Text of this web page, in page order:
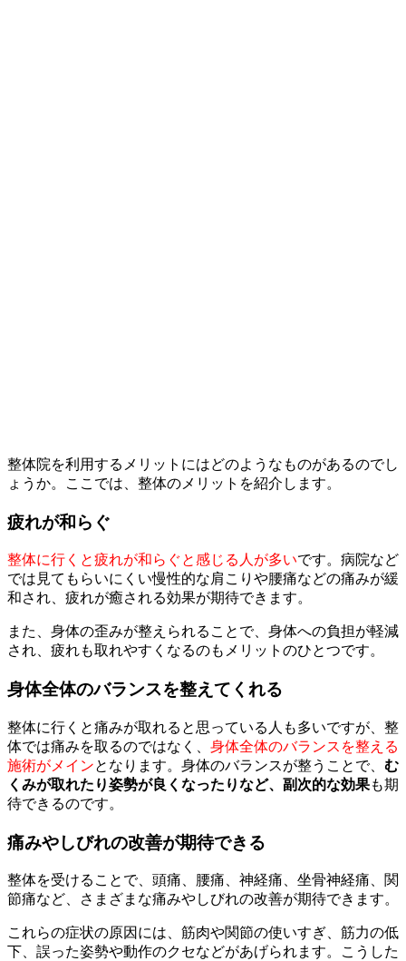
整体院を利用するメリットにはどのようなものがあるのでし
ょうか。ここでは、整体のメリットを紹介します。
疲れが和らぐ
整体に行くと疲れが和らぐと感じる人が多いです。病院など
では見てもらいにくい慢性的な肩こりや腰痛などの痛みが緩
和され、疲れが癒される効果が期待できます。
また、身体の歪みが整えられることで、身体への負担が軽減
され、疲れも取れやすくなるのもメリットのひとつです。
身体全体のバランスを整えてくれる
整体に行くと痛みが取れると思っている人も多いですが、整
体では痛みを取るのではなく、 身体全体のバランスを整える
施術がメインとなります。身体のバランスが整うことで、 む
くみが取れたり姿勢が良くなったりなど、副次的な効果も期
待できるのです。
痛みやしびれの改善が期待できる
整体を受けることで、頭痛、腰痛、神経痛、坐骨神経痛、関
節痛など、さまざまな痛みやしびれの改善が期待できます。
これらの症状の原因には、筋肉や関節の使いすぎ、筋力の低
下、誤った姿勢や動作のクセなどがあげられます。こうした